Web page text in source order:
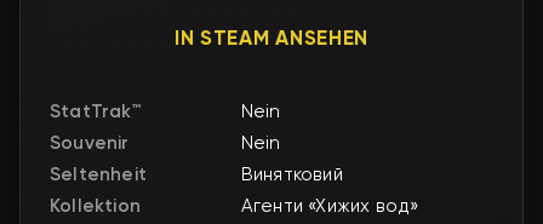
IN STEAM ANSEHEN
StatTrak™
Nein
Souvenir
Nein
Seltenheit
Винятковий
Kollektion
Агенти «Хижих вод»